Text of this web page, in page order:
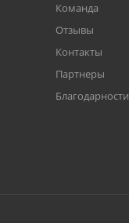
Команда
Отзывы
Контакты
Партнеры
Благодарности